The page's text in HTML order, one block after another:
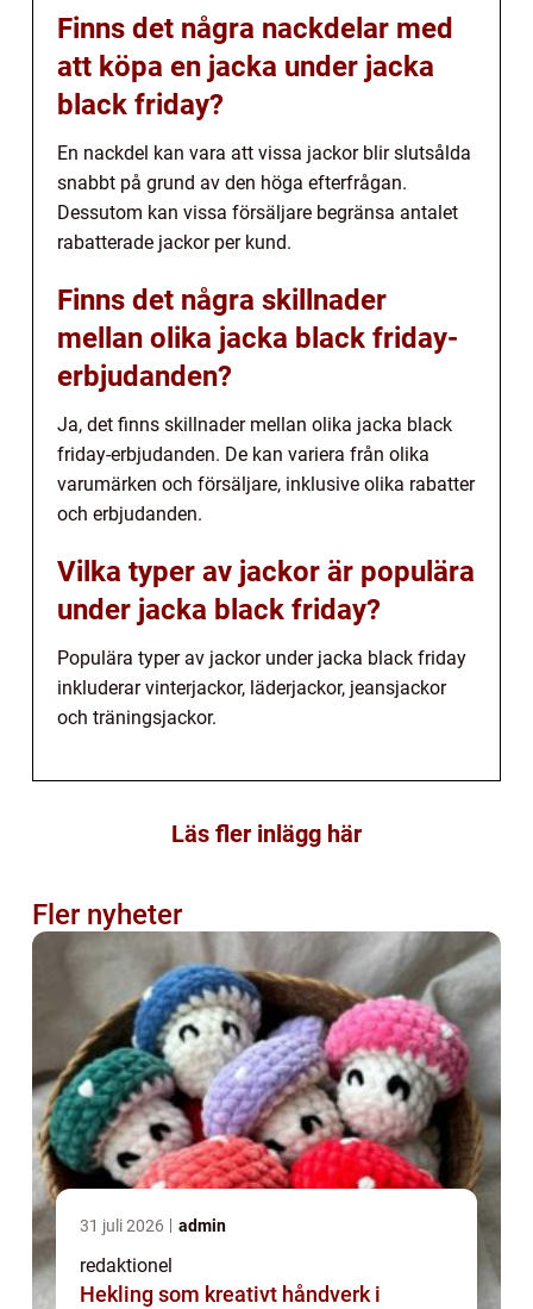
Finns det några nackdelar med
att köpa en jacka under jacka
black friday?
En nackdel kan vara att vissa jackor blir slutsålda
snabbt på grund av den höga efterfrågan.
Dessutom kan vissa försäljare begränsa antalet
rabatterade jackor per kund.
Finns det några skillnader
mellan olika jacka black friday-
erbjudanden?
Ja, det finns skillnader mellan olika jacka black
friday-erbjudanden. De kan variera från olika
varumärken och försäljare, inklusive olika rabatter
och erbjudanden.
Vilka typer av jackor är populära
under jacka black friday?
Populära typer av jackor under jacka black friday
inkluderar vinterjackor, läderjackor, jeansjackor
och träningsjackor.
Läs fler inlägg här
Fler nyheter
31 juli 2026 admin
redaktionel
Hekling som kreativt håndverk i